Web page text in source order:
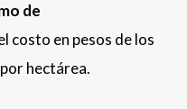
de
costo en pesos de los
hectárea.